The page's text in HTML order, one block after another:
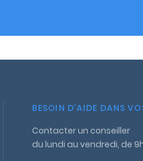
BESOIN D'AIDE DANS
Contacter un conseiller
du lundi au vendredi, de